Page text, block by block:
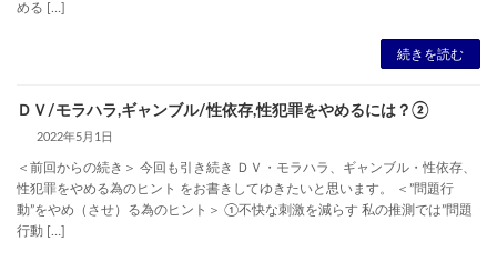
める […]
続きを読む
ＤＶ/モラハラ,ギャンブル/性依存,性犯罪をやめるには？②
2022年5月1日
＜前回からの続き＞ 今回も引き続き ＤＶ・モラハラ、ギャンブル・性依存、
性犯罪をやめる為のヒント をお書きしてゆきたいと思います。 ＜”問題行
動”をやめ（させ）る為のヒント＞ ①不快な刺激を減らす 私の推測では”問題
行動 […]